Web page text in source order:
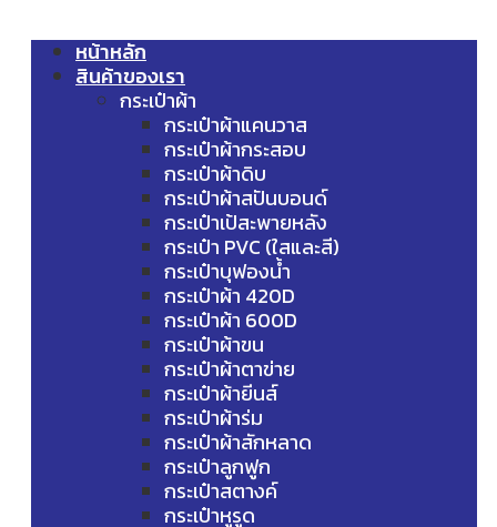
หน้าหลัก
สินค้าของเรา
กระเป๋าผ้า
กระเป๋าผ้าแคนวาส
กระเป๋าผ้ากระสอบ
กระเป๋าผ้าดิบ
กระเป๋าผ้าสปันบอนด์
กระเป๋าเป้สะพายหลัง
กระเป๋า PVC (ใสและสี)
กระเป๋าบุฟองน้ำ
กระเป๋าผ้า 420D
กระเป๋าผ้า 600D
กระเป๋าผ้าขน
กระเป๋าผ้าตาข่าย
กระเป๋าผ้ายีนส์
กระเป๋าผ้าร่ม
กระเป๋าผ้าสักหลาด
กระเป๋าลูกฟูก
กระเป๋าสตางค์
กระเป๋าหูรูด